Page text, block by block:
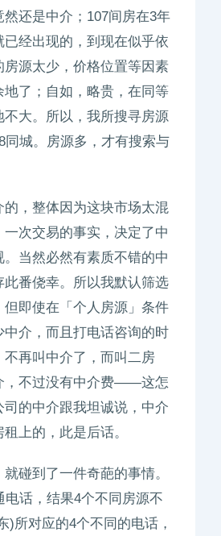
还是中介；107间房在3年
经出现的，到现在似乎依
源太少，价格位置等因素
地了；自如，略贵，在同等
大。所以，我所搜寻房源
同城。房源多，才有搜索与
，整体因为这块市场太混
次交易的事实，决定了中
当然必然有素质不错的中
番侥幸。所以我默认筛选
即使在「个人房源」条件
介，而且打电话咨询的时
再叫中介了，而叫二房
，不过没有中介费——这怎
的中介跟我坦诚说，中介
上的，此是后话。
碰到了一件奇葩的事情。
电话，结果4个不同房源不
)所对应的4个不同的电话，